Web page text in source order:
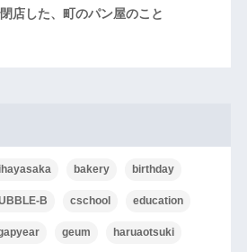
店した、町のパン屋のこと
bakery birthday
B cschool education
geum haruaotsuki